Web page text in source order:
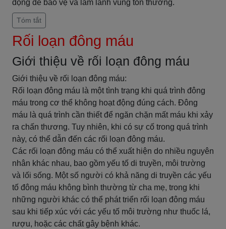
động để bảo vệ và làm lành vùng tổn thương.
Tóm tắt
Rối loạn đông máu
Giới thiệu về rối loạn đông máu
Giới thiệu về rối loạn đông máu:
Rối loạn đông máu là một tình trạng khi quá trình đông
máu trong cơ thể không hoạt động đúng cách. Đông
máu là quá trình cần thiết để ngăn chặn mất máu khi xảy
ra chấn thương. Tuy nhiên, khi có sự cố trong quá trình
này, có thể dẫn đến các rối loạn đông máu.
Các rối loạn đông máu có thể xuất hiện do nhiều nguyên
nhân khác nhau, bao gồm yếu tố di truyền, môi trường
và lối sống. Một số người có khả năng di truyền các yếu
tố đông máu không bình thường từ cha mẹ, trong khi
những người khác có thể phát triển rối loạn đông máu
sau khi tiếp xúc với các yếu tố môi trường như thuốc lá,
rượu, hoặc các chất gây bệnh khác.